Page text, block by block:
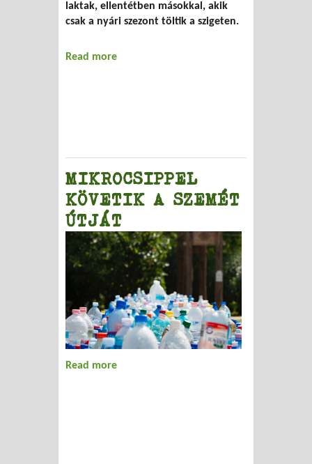
laktak, ellentétben másokkal, akik
csak a nyári szezont töltik a szigeten.
Read more
MIKROCSIPPEL
KÖVETIK A SZEMÉT
ÚTJÁT
Read more